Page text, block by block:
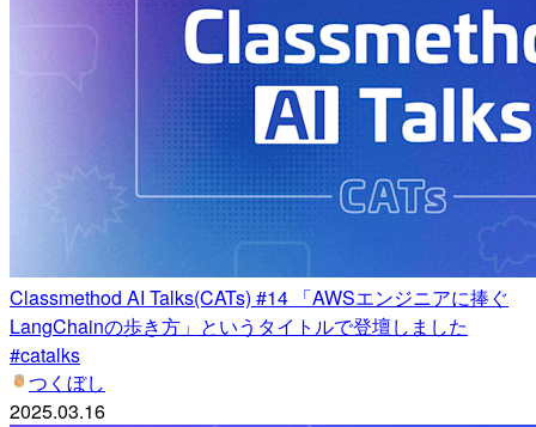
Classmethod AI Talks(CATs) #14 「AWSエンジニアに捧ぐ
LangChainの歩き方」というタイトルで登壇しました
#catalks
つくぼし
2025.03.16